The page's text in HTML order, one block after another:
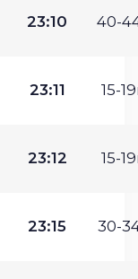
23:10 40-
23:11 15-
23:12 15-
23:15 30-